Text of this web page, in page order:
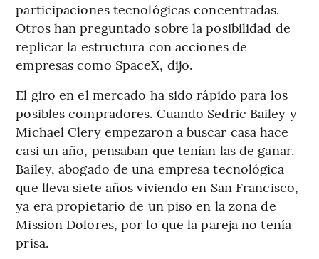
participaciones tecnológicas concentradas.
Otros han preguntado sobre la posibilidad de
replicar la estructura con acciones de
empresas como SpaceX, dijo.
El giro en el mercado ha sido rápido para los
posibles compradores. Cuando Sedric Bailey y
Michael Clery empezaron a buscar casa hace
casi un año, pensaban que tenían las de ganar.
Bailey, abogado de una empresa tecnológica
que lleva siete años viviendo en San Francisco,
ya era propietario de un piso en la zona de
Mission Dolores, por lo que la pareja no tenía
prisa.